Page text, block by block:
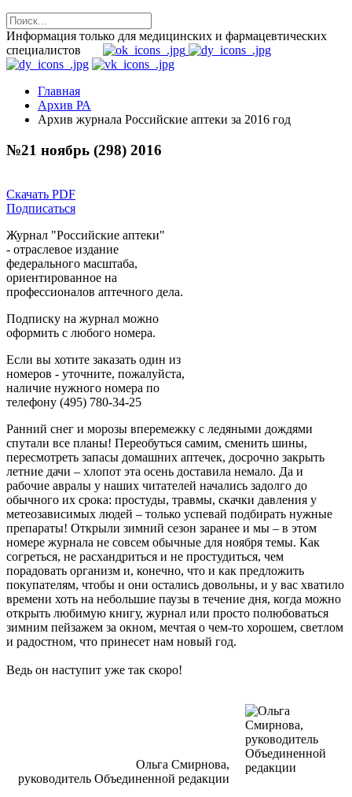
Информация только для медицинских и фармацевтических
специалистов
Главная
Архив РА
Архив журнала Российские аптеки за 2016 год
№21 ноябрь (298) 2016
Скачать PDF
Подписаться
Журнал "Российские аптеки"
- отраслевое издание
федерального масштаба,
ориентированное на
профессионалов аптечного дела.
Подписку на журнал можно
оформить с любого номера.
Если вы хотите заказать один из
номеров - уточните, пожалуйста,
наличие нужного номера по
телефону (495) 780-34-25
Ранний снег и морозы вперемежку с ледяными дождями
спутали все планы! Переобуться самим, сменить шины,
пересмотреть запасы домашних аптечек, досрочно закрыть
летние дачи – хлопот эта осень доставила немало. Да и
рабочие авралы у наших читателей начались задолго до
обычного их срока: простуды, травмы, скачки давления у
метеозависимых людей – только успевай подбирать нужные
препараты! Открыли зимний сезон заранее и мы – в этом
номере журнала не совсем обычные для ноября темы. Как
согреться, не расхандриться и не простудиться, чем
порадовать организм и, конечно, что и как предложить
покупателям, чтобы и они остались довольны, и у вас хватило
времени хоть на небольшие паузы в течение дня, когда можно
открыть любимую книгу, журнал или просто полюбоваться
зимним пейзажем за окном, мечтая о чем-то хорошем, светлом
и радостном, что принесет нам новый год.
Ведь он наступит уже так скоро!
Ольга Смирнова,
руководитель Объединенной редакции